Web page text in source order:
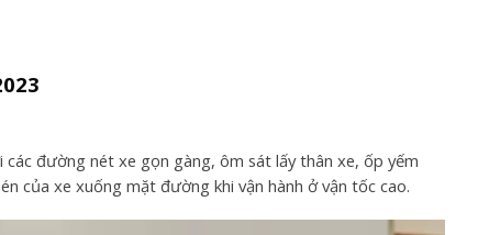
đường nét xe gọn gàng, ôm sát lấy thân xe, ốp yếm
của xe xuống mặt đường khi vận hành ở vận tốc cao.